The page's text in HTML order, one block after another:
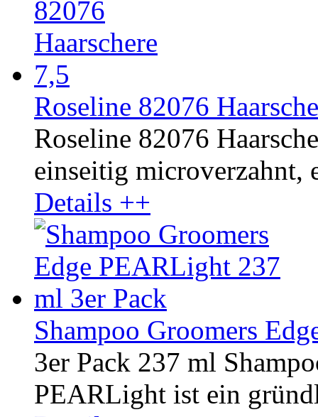
Roseline 82076
Roseline 82076
einseitig microverzahnt,
Details ++
Shampoo Groomers
3er Pack 237 ml
PEARLight ist ein